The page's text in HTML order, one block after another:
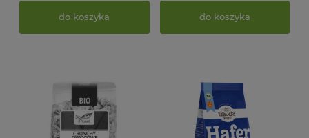
do koszyka do koszyka